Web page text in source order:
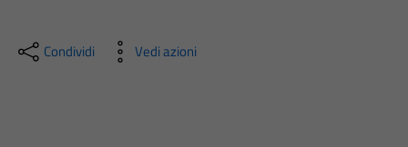
Condividi Vedi azioni